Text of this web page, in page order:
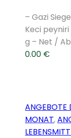
– Gazi
Keci
g – Net /
0.00 €
ANGEBOTE
MONAT,